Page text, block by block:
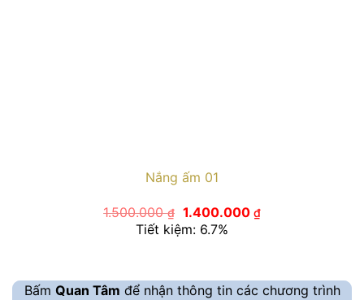
Nắng ấm 01
1.500.000₫ Giá
gốc
là:
1.400.000 ₫Giá
hiện
Tiết kiệm: 6.7%
Bấm Quan Tâm để nhận thông tin các chương trình